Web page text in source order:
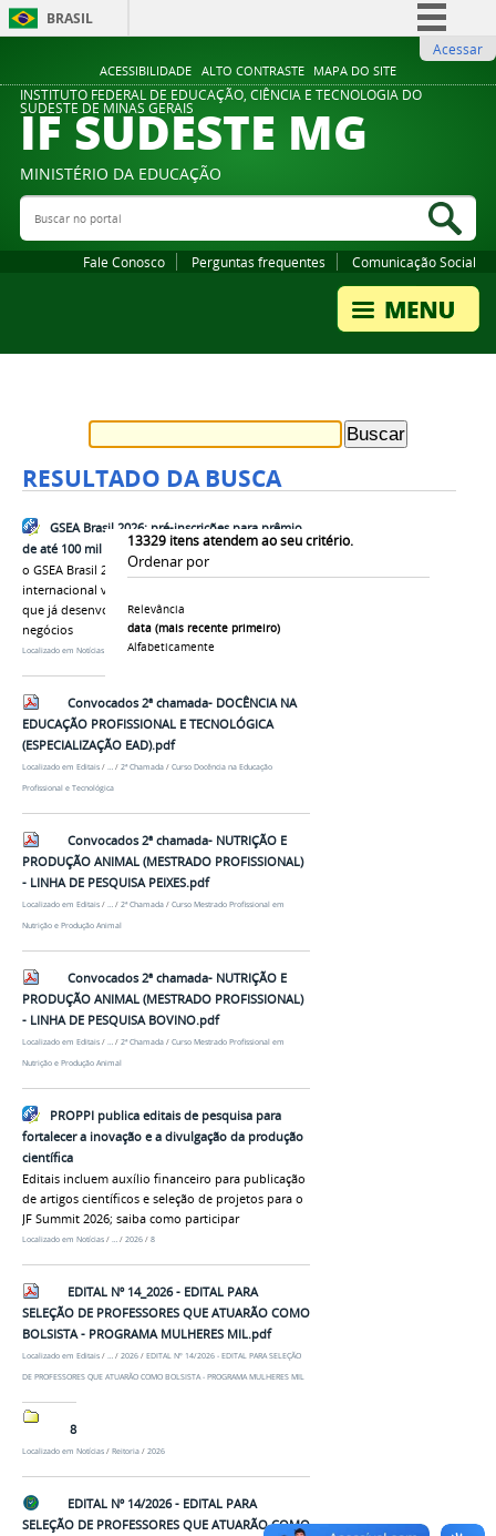
ACESSIBILIDADE ALTO CONTRASTE MAPA DO SITE
BRASIL
Comunica BR
Participe
Legislação
Acessar
INSTITUTO FEDERAL DE EDUCAÇÃO, CIÊNCIA E TECNOLOGIA DO
SUDESTE DE MINAS GERAIS
IF SUDESTE MG
MINISTÉRIO DA EDUCAÇÃO
Buscar no portal
Fale Conosco Perguntas frequentes Comunicação Social
RESULTADO DA BUSCA
13329itens atendem ao seu critério.
Ordenar por
Relevância
data (mais recente primeiro)
Alfabeticamente
GSEA Brasil 2026: pré-inscrições para prêmio
de até 100 mil dólares já estão abertas
o GSEA Brasil 2026 é a maior competição
internacional voltada a estudantes universitários
que já desenvolveram e gerem seus próprios
negócios
Localizado em Notícias 2026 /8
Convocados 2ª chamada- DOCÊNCIA NA
EDUCAÇÃO PROFISSIONAL E TECNOLÓGICA
(ESPECIALIZAÇÃO EAD).pdf
Localizado em Editais / / 2ª Chamada / Curso Docência na Educação
Profissional e Tecnológica
Convocados 2ª chamada- NUTRIÇÃO E
PRODUÇÃO ANIMAL (MESTRADO PROFISSIONAL)
- LINHA DE PESQUISA PEIXES.pdf
Localizado em Editais / / 2ª Chamada / Curso Mestrado Profissional em
Nutrição e Produção Animal
Convocados 2ª chamada- NUTRIÇÃO E
PRODUÇÃO ANIMAL (MESTRADO PROFISSIONAL)
- LINHA DE PESQUISA BOVINO.pdf
Localizado em Editais / … / 2ª Chamada / Curso Mestrado Profissional em
Nutrição e Produção Animal
PROPPI publica editais de pesquisa para
fortalecer a inovação e a divulgação da produção
científica
Editais incluem auxílio financeiro para publicação
de artigos científicos e seleção de projetos para o
JF Summit 2026; saiba como participar
Localizado em Notícias / … / 2026 / 8
EDITAL Nº 14_2026 - EDITAL PARA
SELEÇÃO DE PROFESSORES QUE ATUARÃO COMO
BOLSISTA - PROGRAMA MULHERES MIL.pdf
Localizado em Editais / … / 2026 / EDITAL Nº 14/2026 - EDITAL PARA SELEÇÃO
DE PROFESSORES QUE ATUARÃO COMO BOLSISTA - PROGRAMA MULHERES MIL
8
Localizado em Notícias / Reitoria / 2026
EDITAL Nº 14/2026 - EDITAL PARA
SELEÇÃO DE PROFESSORES QUE ATUARÃO COMO